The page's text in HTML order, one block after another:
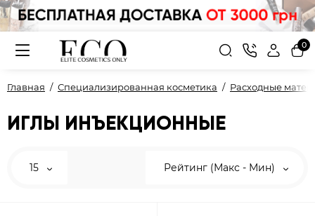
0
Главная Специализированная косметика Расходные
ИГЛЫ ИНЪЕКЦИОННЫЕ
15 Рейтинг (Макс - Мин)